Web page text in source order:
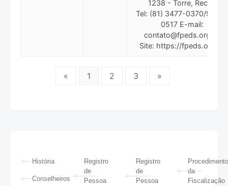
1238 - Torre, Recife
Tel: (81) 3477-0370/9848-
0517 E-mail:
contato@fpeds.org.br
Site: https://fpeds.org.br
« 1 2 3 »
História
Conselheiros
Registro
de
Pessoa
Registro
de
Pessoa
da
Fiscalização